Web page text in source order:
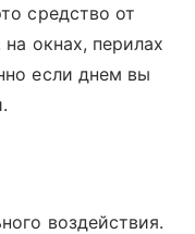
средство от
окнах, перилах
если днем вы
воздействия.